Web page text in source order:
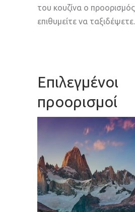
του κουζίνα ο
επιθυμείτε να ταξιδέψετε.
Επιλεγμένοι
προορισμοί